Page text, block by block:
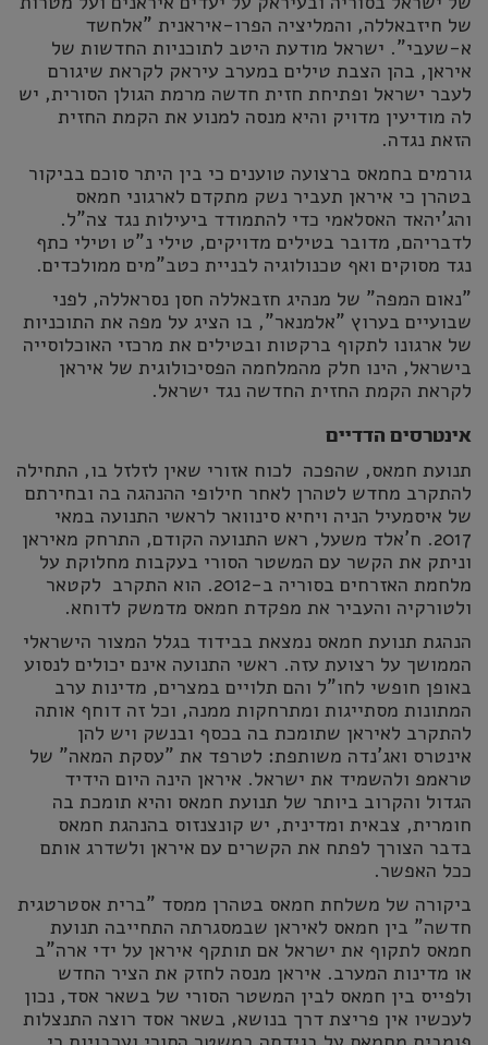
של חיזבאללה, והמליציה הפרו-איראנית "אלחשד
א-שעבי". ישראל מודעת היטב לתוכניות החדשות של
איראן, בהן הצבת טילים במערב עיראק לקראת שיגורם
לעבר ישראל ופתיחת חזית חדשה מרמת הגולן הסורית, יש
לה מודיעין מדויק והיא מנסה למנוע את הקמת החזית
הזאת נגדה.
גורמים בחמאס ברצועה טוענים כי בין היתר סוכם בביקור
בטהרן כי איראן תעביר נשק מתקדם לארגוני חמאס
והג'יהאד האסלאמי כדי להתמודד ביעילות נגד צה"ל.
לדבריהם, מדובר בטילים מדויקים, טילי נ"ט וטילי כתף
נגד מסוקים ואף טכנולוגיה לבניית כטב"מים ממולכדים.
"נאום המפה" של מנהיג חזבאללה חסן נסראללה, לפני
שבועיים בערוץ "אלמנאר", בו הציג על מפה את התוכניות
של ארגונו לתקוף ברקטות ובטילים את מרכזי האוכלוסייה
בישראל, הינו חלק מהמלחמה הפסיכולוגית של איראן
לקראת הקמת החזית החדשה נגד ישראל.
אינטרסים הדדיים
תנועת חמאס, שהפכה לכוח אזורי שאין לזלזל בו, התחילה
להתקרב מחדש לטהרן לאחר חילופי ההנהגה בה ובחירתם
של איסמעיל הניה ויחיא סינוואר לראשי התנועה במאי
2017. ח'אלד משעל, ראש התנועה הקודם, התרחק מאיראן
וניתק את הקשר עם המשטר הסורי בעקבות מחלוקת על
מלחמת האזרחים בסוריה ב-2012. הוא התקרב לקטאר
ולטורקיה והעביר את מפקדת חמאס מדמשק לדוחא.
הנהגת תנועת חמאס נמצאת בבידוד בגלל המצור הישראלי
הממושך על רצועת עזה. ראשי התנועה אינם יכולים לנסוע
באופן חופשי לחו"ל והם תלויים במצרים, מדינות ערב
המתונות מסתייגות ומתרחקות ממנה, וכל זה דוחף אותה
להתקרב לאיראן שתומכת בה בכסף ובנשק ויש להן
אינטרס ואג'נדה משותפת: לטרפד את "עסקת המאה" של
טראמפ ולהשמיד את ישראל. איראן הינה היום הידיד
הגדול והקרוב ביותר של תנועת חמאס והיא תומכת בה
חומרית, צבאית ומדינית, יש קונצנזוס בהנהגת חמאס
בדבר הצורך לפתח את הקשרים עם איראן ולשדרג אותם
ככל האפשר.
ביקורה של משלחת חמאס בטהרן ממסד "ברית אסטרטגית
חדשה" בין חמאס לאיראן שבמסגרתה התחייבה תנועת
חמאס לתקוף את ישראל אם תותקף איראן על ידי ארה"ב
או מדינות המערב. איראן מנסה לחזק את הציר החדש
ולפייס בין חמאס לבין המשטר הסורי של בשאר אסד, נכון
לעכשיו אין פריצת דרך בנושא, בשאר אסד רוצה התנצלות